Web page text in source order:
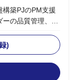
構築PJのPM支援
の品質管理、進
V)領域にお
た推進
の実務対応(手を
)